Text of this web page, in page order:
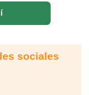
sociales